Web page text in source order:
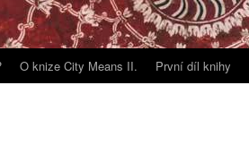
O knize City Means II. První díl knihy